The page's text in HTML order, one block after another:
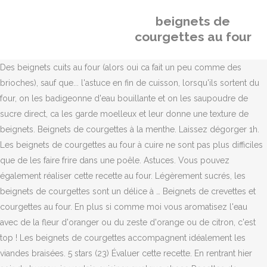
beignets de
courgettes au four
Des beignets cuits au four (alors oui ca fait un peu comme des
brioches), sauf que... l'astuce en fin de cuisson, lorsqu'ils sortent du
four, on les badigeonne d'eau bouillante et on les saupoudre de
sucre direct, ca les garde moelleux et leur donne une texture de
beignets. Beignets de courgettes à la menthe. Laissez dégorger 1h.
Les beignets de courgettes au four à cuire ne sont pas plus difficiles
que de les faire frire dans une poêle. Astuces. Vous pouvez
également réaliser cette recette au four. Légèrement sucrés, les
beignets de courgettes sont un délice à … Beignets de crevettes et
courgettes au four. En plus si comme moi vous aromatisez l'eau
avec de la fleur d'oranger ou du zeste d'orange ou de citron, c'est
top ! Les beignets de courgettes accompagnent idéalement les
viandes braisées. 5 stars (23) Évaluer cette recette. En rentrant hier